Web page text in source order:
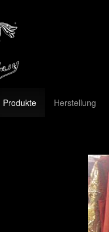
Produkte Herstellung